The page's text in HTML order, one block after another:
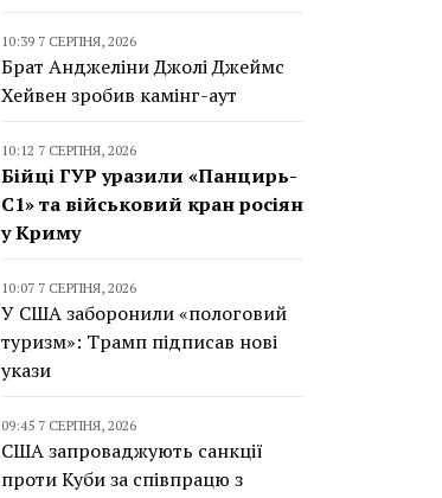
10:39 7 СЕРПНЯ, 2026
Брат Анджеліни Джолі Джеймс
Хейвен зробив камінг-аут
10:12 7 СЕРПНЯ, 2026
Бійці ГУР уразили «Панцирь-
С1» та військовий кран росіян
у Криму
10:07 7 СЕРПНЯ, 2026
У США заборонили «пологовий
туризм»: Трамп підписав нові
укази
09:45 7 СЕРПНЯ, 2026
США запроваджують санкції
проти Куби за співпрацю з